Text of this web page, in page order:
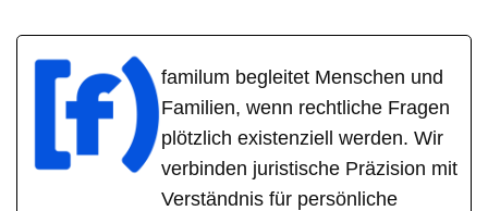
familum begleitet Menschen und
Familien, wenn rechtliche Fragen
plötzlich existenziell werden. Wir
verbinden juristische Präzision mit
Verständnis für persönliche